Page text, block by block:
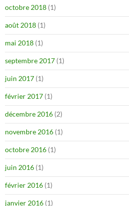
octobre 2018 (1)
août 2018 (1)
mai 2018 (1)
septembre 2017 (1)
juin 2017 (1)
février 2017 (1)
décembre 2016 (2)
novembre 2016 (1)
octobre 2016 (1)
juin 2016 (1)
février 2016 (1)
janvier 2016 (1)